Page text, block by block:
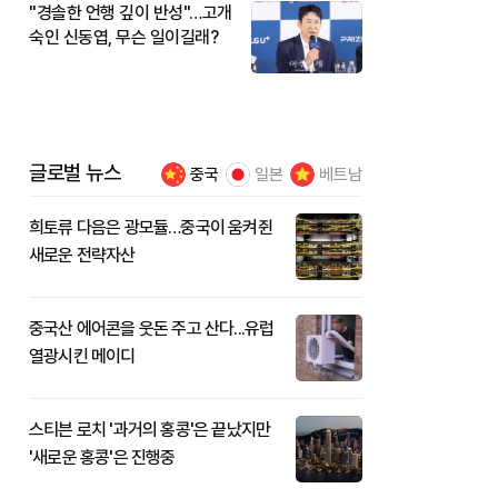
"경솔한 언행 깊이 반성"…고개
숙인 신동엽, 무슨 일이길래?
글로벌 뉴스 중국 일본 베트남
희토류 다음은 광모듈…중국이 움켜쥔
새로운 전략자산
중국산 에어콘을 웃돈 주고 산다...유럽
열광시킨 메이디
스티븐 로치 '과거의 홍콩'은 끝났지만
'새로운 홍콩'은 진행중